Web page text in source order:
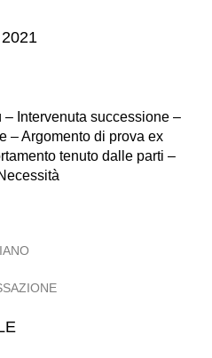
– Intervenuta successione –
– Argomento di prova ex
tenuto dalle parti –